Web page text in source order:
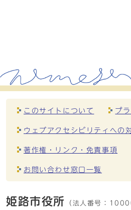
このサイトについて プ
ウェブアクセシビリティへの
著作権・リンク・免責事項
お問い合わせ窓口一覧
姫路市役所 （法人番号：